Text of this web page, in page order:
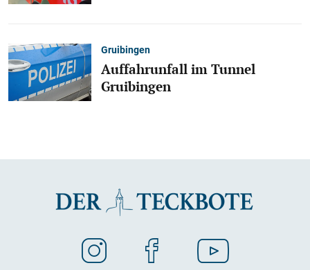
Gruibingen
Auffahrunfall im Tunnel
Gruibingen